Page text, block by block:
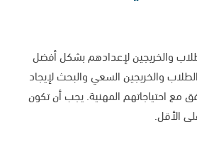
والخريجين لإعدادهم بشكل أفضل
والخريجين السعي والبحث لإيجاد
مع احتياجاتهم المهنية. يجب أن تكون
الأقل.